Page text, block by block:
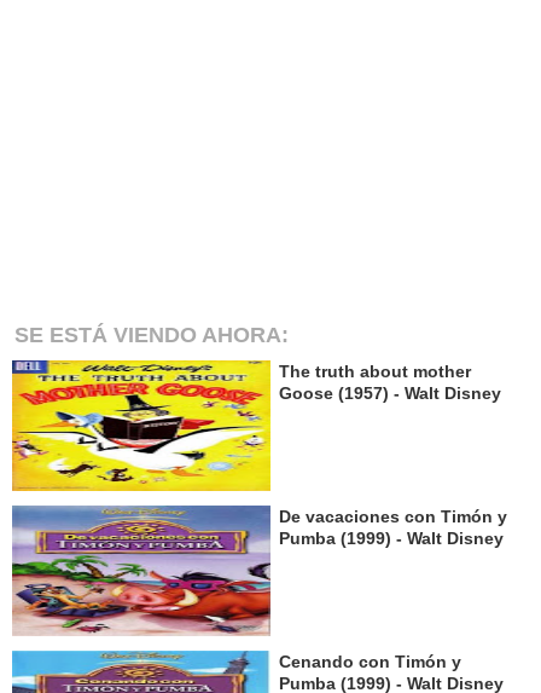
SE ESTÁ VIENDO AHORA:
The truth about mother
Goose (1957) - Walt Disney
De vacaciones con Timón y
Pumba (1999) - Walt Disney
Cenando con Timón y
Pumba (1999) - Walt Disney